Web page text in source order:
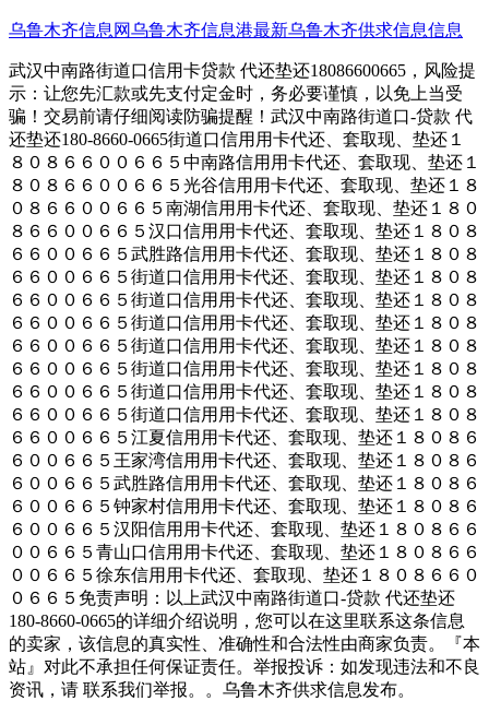
乌鲁木齐信息网乌鲁木齐信息港最新乌鲁木齐供求信息信息
武汉中南路街道口信用卡贷款 代还垫还18086600665，风险提
示：让您先汇款或先支付定金时，务必要谨慎，以免上当受
骗！交易前请仔细阅读防骗提醒！武汉中南路街道口-贷款 代
还垫还180-8660-0665街道口信用用卡代还、套取现、垫还１
８０８６６００６６５中南路信用用卡代还、套取现、垫还１
８０８６６００６６５光谷信用用卡代还、套取现、垫还１８
０８６６００６６５南湖信用用卡代还、套取现、垫还１８０
８６６００６６５汉口信用用卡代还、套取现、垫还１８０８
６６００６６５武胜路信用用卡代还、套取现、垫还１８０８
６６００６６５街道口信用用卡代还、套取现、垫还１８０８
６６００６６５街道口信用用卡代还、套取现、垫还１８０８
６６００６６５街道口信用用卡代还、套取现、垫还１８０８
６６００６６５街道口信用用卡代还、套取现、垫还１８０８
６６００６６５街道口信用用卡代还、套取现、垫还１８０８
６６００６６５街道口信用用卡代还、套取现、垫还１８０８
６６００６６５街道口信用用卡代还、套取现、垫还１８０８
６６００６６５江夏信用用卡代还、套取现、垫还１８０８６
６００６６５王家湾信用用卡代还、套取现、垫还１８０８６
６００６６５武胜路信用用卡代还、套取现、垫还１８０８６
６００６６５钟家村信用用卡代还、套取现、垫还１８０８６
６００６６５汉阳信用用卡代还、套取现、垫还１８０８６６
００６６５青山口信用用卡代还、套取现、垫还１８０８６６
００６６５徐东信用用卡代还、套取现、垫还１８０８６６０
０６６５免责声明：以上武汉中南路街道口-贷款 代还垫还
180-8660-0665的详细介绍说明，您可以在这里联系这条信息
的卖家，该信息的真实性、准确性和合法性由商家负责。『本
站』对此不承担任何保证责任。举报投诉：如发现违法和不良
资讯，请 联系我们举报。。乌鲁木齐供求信息发布。